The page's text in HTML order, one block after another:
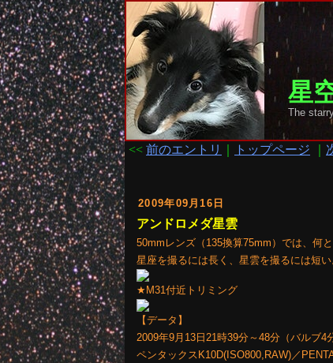
星
The
<< 前のエントリ トップページ
2009年09月16日
アンドロメダ星雲
50mmレンズ（135換算75mm）では、何と
星座を撮るには長く、星雲を撮るには短い
★M31付近トリミング
【データ】
2009年9月13日21時39分～48分（バルブ4
ペンタックスK10D(ISO800,RAW)／